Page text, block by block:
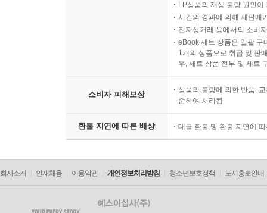
LP상품의 재생 불량 원인
시간의 경과에 의해 재판매
전자상거래 등에서의 소비
eBook 세트 상품은 일괄 구
1개의 상품으로 취급 및 판
우, 세트 상품 전부 및 세트
소비자 피해보상
상품의 불량에 의한 반품,
준하여 처리됨
환불 지연에 따른 배상 대금 환불 및 환불 지연에
회사소개 인재채용 이용약관 개인정보처리방침 청소년보호정책 도서홍보안내